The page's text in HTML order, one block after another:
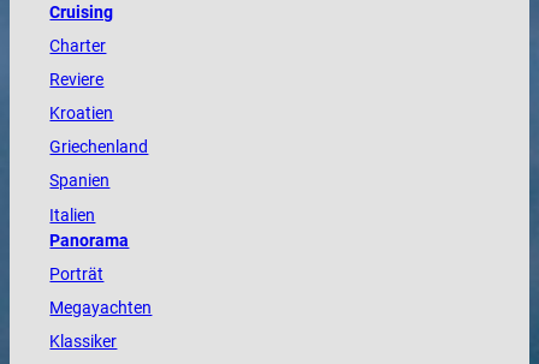
Cruising
Charter
Reviere
Kroatien
Griechenland
Spanien
Italien
Panorama
Porträt
Megayachten
Klassiker